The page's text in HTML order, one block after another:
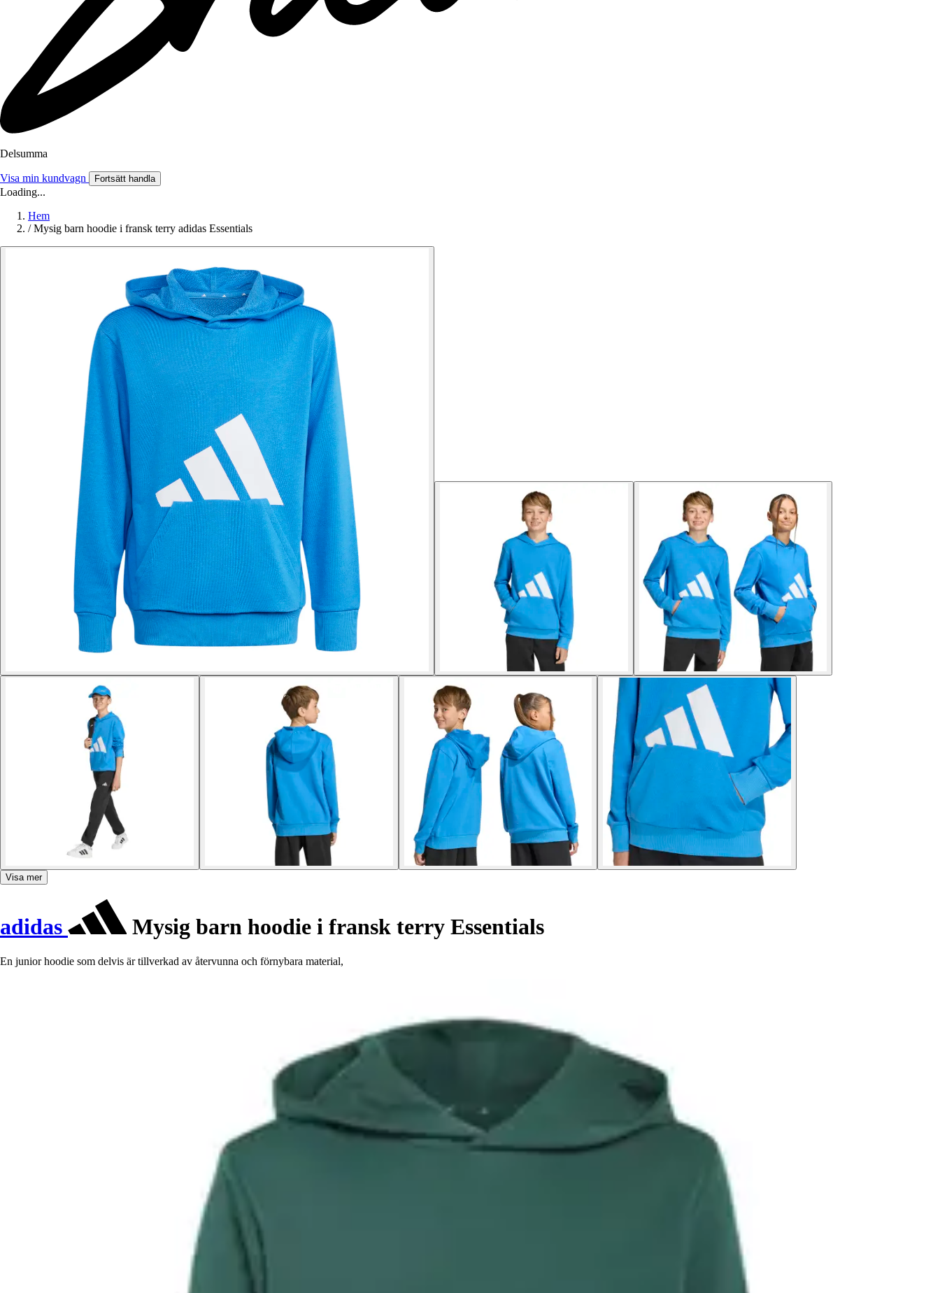
Delsumma
Visa min kundvagn Fortsätt handla
Loading...
Hem
/ Mysig barn hoodie i fransk terry adidas Essentials
Visa mer
adidas Mysig barn hoodie i fransk terry Essentials
En junior hoodie som delvis är tillverkad av återvunna och förnybara material,